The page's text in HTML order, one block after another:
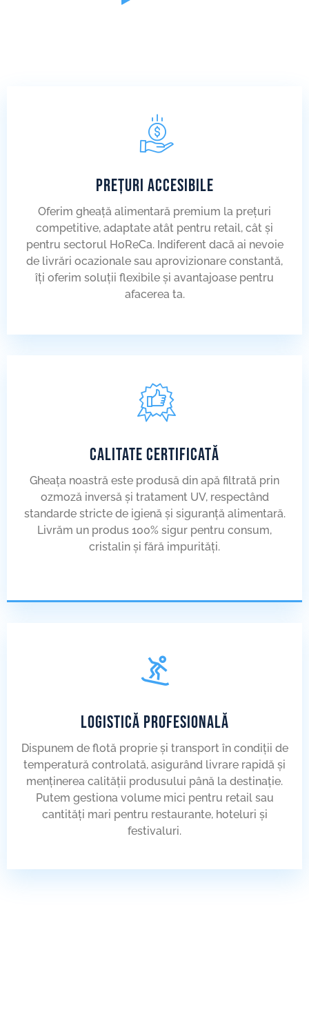
PREȚURI ACCESIBILE
Oferim gheață alimentară premium la prețuri
competitive, adaptate atât pentru retail, cât și
pentru sectorul HoReCa. Indiferent dacă ai nevoie
de livrări ocazionale sau aprovizionare constantă,
îți oferim soluții flexibile și avantajoase pentru
afacerea ta.
CALITATE CERTIFICATĂ
Gheața noastră este produsă din apă filtrată prin
ozmoză inversă și tratament UV, respectând
standarde stricte de igienă și siguranță alimentară.
Livrăm un produs 100% sigur pentru consum,
cristalin și fără impurități.
LOGISTICĂ PROFESIONALĂ
Dispunem de flotă proprie și transport în condiții de
temperatură controlată, asigurând livrare rapidă și
menținerea calității produsului până la destinație.
Putem gestiona volume mici pentru retail sau
cantități mari pentru restaurante, hoteluri și
festivaluri.